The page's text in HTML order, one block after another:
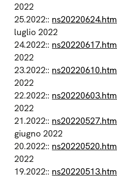
2022
25.2022:: ns20220624.htm
luglio 2022
24.2022:: ns20220617.htm
2022
23.2022:: ns20220610.htm
2022
22.2022:: ns20220603.htm
2022
21.2022:: ns20220527.htm
giugno 2022
20.2022:: ns20220520.htm
2022
19.2022:: ns20220513.htm